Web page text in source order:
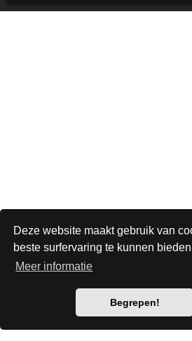
Deze website maakt gebruik van
beste surfervaring te kunnen
Meer informatie
Begrepen!